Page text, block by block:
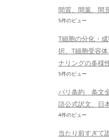
間質、間葉、間
5件のビュー
T細胞の分化・
択、T細胞受容
ナリングの多様
5件のビュー
パリ条約 条文
語公式訳文、日
4件のビュー
当たり前すぎて